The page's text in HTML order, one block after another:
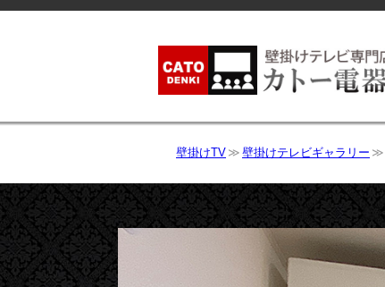
壁掛けTV 壁掛けテレビギャラリー